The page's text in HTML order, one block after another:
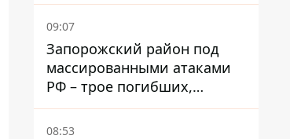
09:07
Запорожский район под
массированными атаками
РФ – трое погибших,
четверо раненых
08:53